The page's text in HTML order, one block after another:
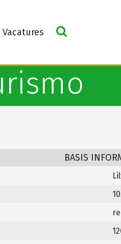
Vacatures
BASIS